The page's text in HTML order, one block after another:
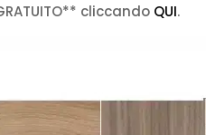
cliccando QUI.